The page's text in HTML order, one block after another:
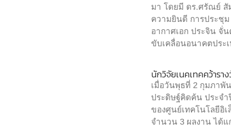
มา โดยมี ดร.ศรัณย์ สั
ความยินดี การประชุม
อากาศเอก ประจิน จั่
ขับเคลื่อนอนาคตประเ
นักวิจัยเนคเทคคว้าร
เมื่อวันพุธที่ 2 กุมภาพั
ประดิษฐ์คิดค้น ประจำ
ของศูนย์เทคโนโลยีอิ
จำนวน 3 ผลงาน ได้แ